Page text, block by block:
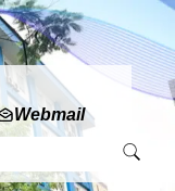
Webmail